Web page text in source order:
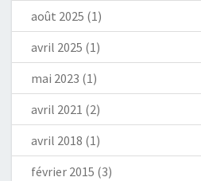
août 2025 (1)
avril 2025 (1)
mai 2023 (1)
avril 2021 (2)
avril 2018 (1)
février 2015 (3)